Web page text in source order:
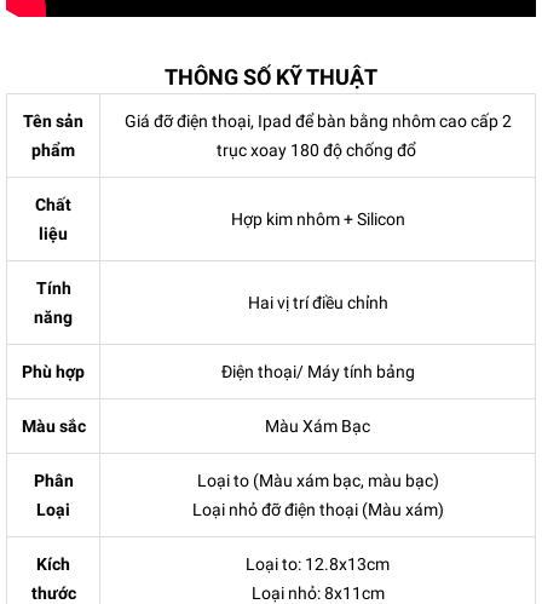
THÔNG SỐ KỸ THUẬT
Tên sản
phẩm
Giá đỡ điện thoại, Ipad để bàn bằng nhôm cao cấp 2
trục xoay 180 độ chống đổ
Chất
liệu
Hợp kim nhôm + Silicon
Tính
năng
Hai vị trí điều chỉnh
Phù hợp Điện thoại/ Máy tính bảng
Màu sắc Màu Xám Bạc
Phân
Loại
Loại to (Màu xám bạc, màu bạc)
Loại nhỏ đỡ điện thoại (Màu xám)
Kích
thước
Loại to: 12.8x13cm
Loại nhỏ: 8x11cm